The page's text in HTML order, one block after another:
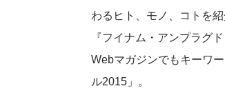
わるヒト、モノ、コトを
『フイナム・アンプラグ
Webマガジンでもキーワ
ル2015」。